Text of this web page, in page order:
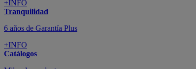
+INFO
Tranquilidad
6 años de Garantía Plus
+INFO
Catálogos